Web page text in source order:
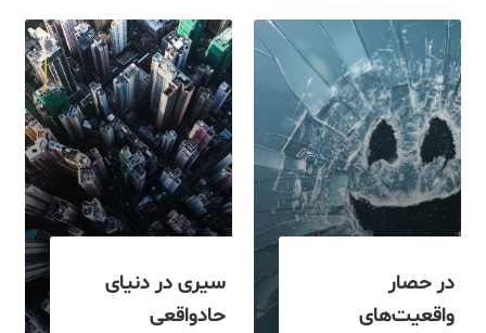
در حصار
واقعیت‌های
سیری در دنیای
حادواقعی